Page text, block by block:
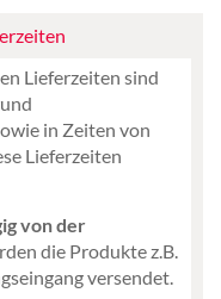
Lieferzeiten sind
in Zeiten von
Lieferzeiten
von der
die Produkte z.B.
versendet.